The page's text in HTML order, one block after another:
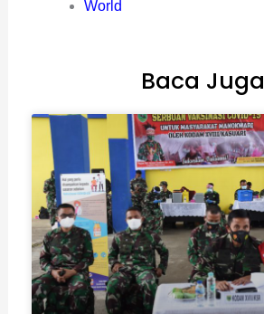
World
Baca Juga